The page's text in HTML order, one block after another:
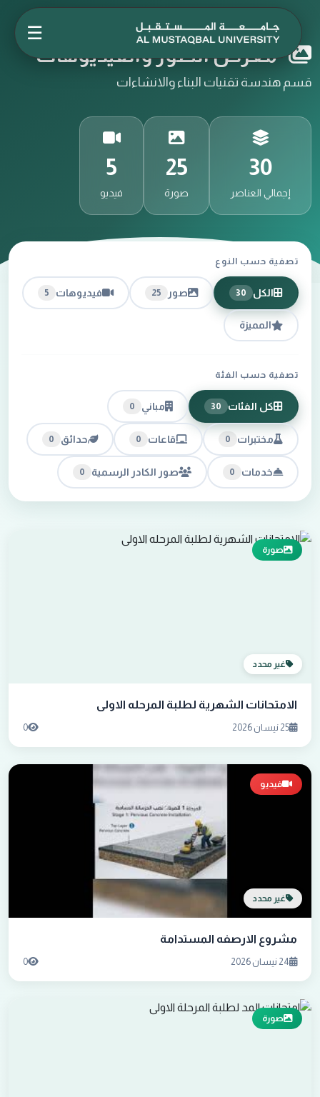
☰
معرض الصور والفيديوهات
قسم هندسة تقنيات البناء والانشاءات
30
إجمالي العناصر
25
صورة
5
فيديو
تصفية حسب النوع
الكل 30 صور 25 فيديوهات 5
المميزة
تصفية حسب الفئة
كل الفئات 30 مباني 0
مختبرات 0 قاعات 0 حدائق 0
خدمات 0 صور الكادر الرسمية 0
صورة
غير محدد
الامتحانات الشهرية لطلبة المرحله الاولى
25 نيسان 2026 0
فيديو
غير محدد
مشروع الارصفه المستدامة
24 نيسان 2026 0
صورة